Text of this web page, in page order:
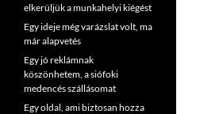
elkerüljük a munkahelyi kiégést
Egy ideje még varázslat volt, ma
már alapvetés
Egy jó reklámnak
köszönhetem, a siófoki
medencés szállásomat
Egy oldal, ami biztosan hozza